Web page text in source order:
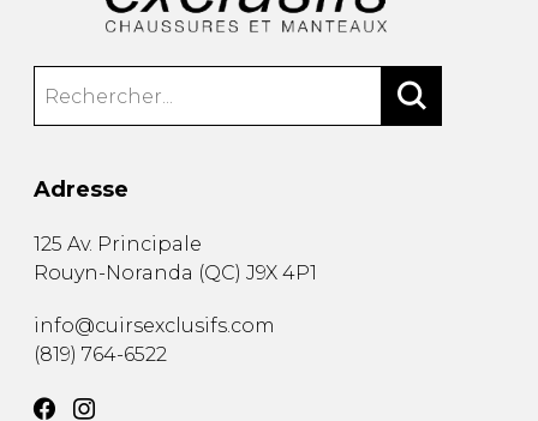
Adresse
125 Av. Principale
Rouyn-Noranda (QC) J9X 4P1
info@cuirsexclusifs.com
(819) 764-6522